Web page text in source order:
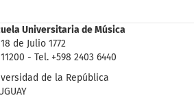
Universitaria de Música
de Julio 1772
11200 - Tel. +598 2403 6440
de la República